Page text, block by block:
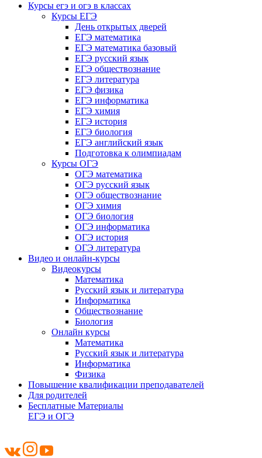
Курсы егэ и огэ в классах
Курсы ЕГЭ
День открытых дверей
ЕГЭ математика
ЕГЭ математика базовый
ЕГЭ русский язык
ЕГЭ обществознание
ЕГЭ литература
ЕГЭ физика
ЕГЭ информатика
ЕГЭ химия
ЕГЭ история
ЕГЭ биология
ЕГЭ английский язык
Подготовка к олимпиадам
Курсы ОГЭ
ОГЭ математика
ОГЭ русский язык
ОГЭ обществознание
ОГЭ химия
ОГЭ биология
ОГЭ информатика
ОГЭ история
ОГЭ литература
Видео и онлайн-курсы
Видеокурсы
Математика
Русский язык и литература
Информатика
Обществознание
Биология
Онлайн курсы
Математика
Русский язык и литература
Информатика
Физика
Повышение квалификации преподавателей
Для родителей
Бесплатные Материалы
ЕГЭ и ОГЭ